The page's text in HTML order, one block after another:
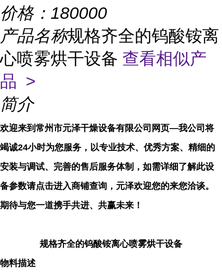
价格： 180000
产品名称规格齐全的钨酸铵离
心喷雾烘干设备 查看相似产
品 >
简介
欢迎来到常州市元泽干燥设备有限公司网页—我公司将
竭诚24小时为您服务，以专业技术、优秀方案、精细的
安装与调试、完善的售后服务体制，如需详细了解此设
备参数请点击进入商铺查询，元泽欢迎您的来您洽谈。
期待与您一道携手共进、共赢未来！
规格齐全的钨酸铵离心喷雾烘干设备
物料描述